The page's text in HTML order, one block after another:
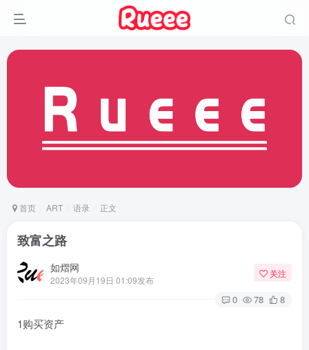
首页 ART 语录 正文
致富之路
如熠网
2023年09月19日 01:09发布
关注
0 78 8
1购买资产